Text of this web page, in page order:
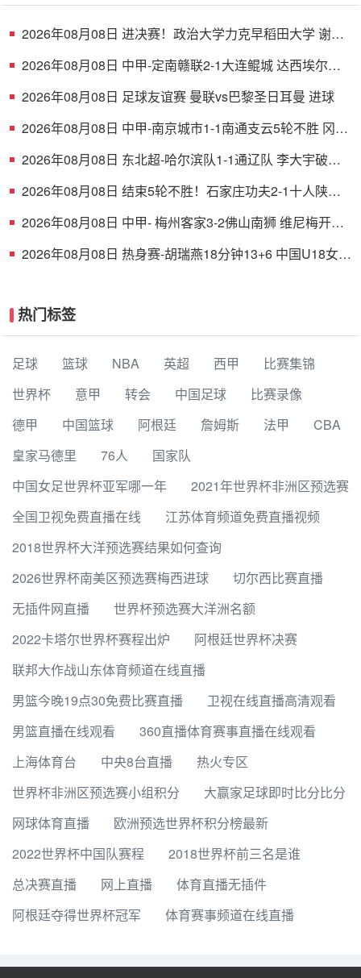
2026年08月08日 进决赛！政治大学力克早稻田大学 谢昀
2026年08月08日 中甲-定南赣联2-1大连鲲城 达西埃尔两
2026年08月08日 足球友谊赛 曼联vs巴黎圣日耳曼 进球
2026年08月08日 中甲-南京城市1-1南通支云5轮不胜 冈萨
2026年08月08日 东北超-哈尔滨队1-1通辽队 李大宇破门
2026年08月08日 结束5轮不胜！石家庄功夫2-1十人陕西
2026年08月08日 中甲- 梅州客家3-2佛山南狮 维尼梅开二
2026年08月08日 热身赛-胡瑞燕18分钟13+6 中国U18女篮
热门标签
足球 篮球 NBA 英超 西甲
比赛集锦
世界杯
意甲 转会 中国足球
比赛录像
德甲
中国篮球 阿根廷 詹姆斯 法甲
CBA
皇家马德里
76人
国家队
中国女足世界杯亚军哪一年
2021年世界杯非洲区预选赛
全国卫视免费直播在线
江苏体育频道免费直播视频
2018世界杯大洋预选赛结果如何查询
2026世界杯南美区预选赛梅西进球
切尔西比赛直播
无插件网直播
世界杯预选赛大洋洲名额
2022卡塔尔世界杯赛程出炉
阿根廷世界杯决赛
联邦大作战山东体育频道在线直播
男篮今晚19点30免费比赛直播
卫视在线直播高清观看
男篮直播在线观看
360直播体育赛事直播在线观看
上海体育台
中央8台直播
热火专区
世界杯非洲区预选赛小组积分
大赢家足球即时比分比分
网球体育直播
欧洲预选世界杯积分榜最新
2022世界杯中国队赛程
2018世界杯前三名是谁
总决赛直播
网上直播
体育直播无插件
阿根廷夺得世界杯冠军
体育赛事频道在线直播